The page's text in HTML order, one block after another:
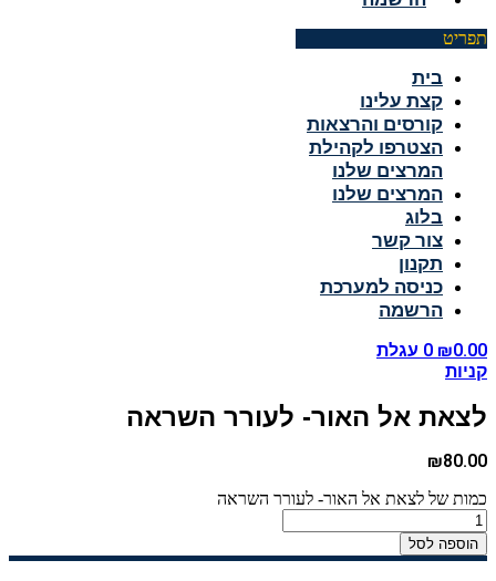
תפריט
בית
קצת עלינו
קורסים והרצאות
הצטרפו לקהילת
המרצים שלנו
המרצים שלנו
בלוג
צור קשר
תקנון
כניסה למערכת
הרשמה
₪0.00
0 עגלת
קניות
לצאת אל האור- לעורר השראה
₪80.00
כמות של לצאת אל האור- לעורר השראה
הוספה לסל